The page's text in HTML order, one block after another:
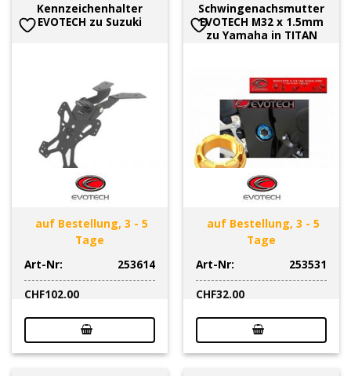
Kennzeichenhalter
EVOTECH zu Suzuki
auf Bestellung, 3 - 5
Tage
Art-Nr:
253614
CHF102.00
Schwingenachsmutter
EVOTECH M32 x 1.5mm
zu Yamaha in TITAN
auf Bestellung, 3 - 5
Tage
Art-Nr:
253531
CHF32.00